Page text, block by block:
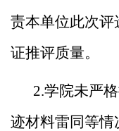
责本单位此次
证推评质量。
2.学院未严
迹材料雷同等情